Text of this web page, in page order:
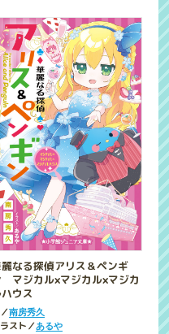
なる探偵アリス＆ペンギ
マジカル×マジカル×マジカ
ウス
南房秀久
スト／あるや